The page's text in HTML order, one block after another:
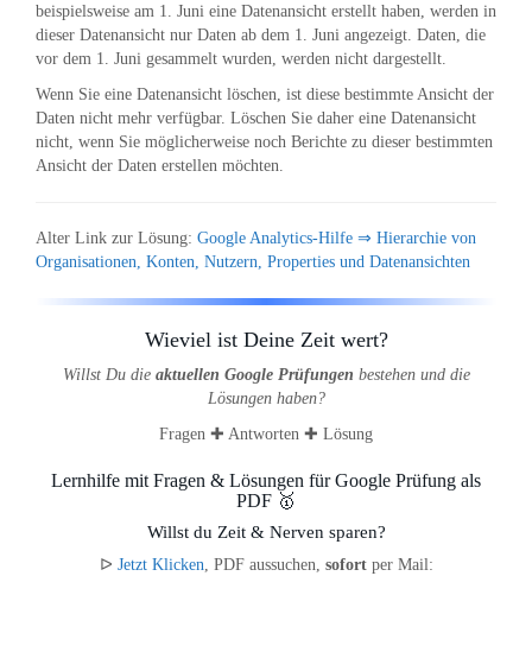
beispielsweise am 1. Juni eine Datenansicht erstellt haben, werden in
dieser Datenansicht nur Daten ab dem 1. Juni angezeigt. Daten, die
vor dem 1. Juni gesammelt wurden, werden nicht dargestellt.
Wenn Sie eine Datenansicht löschen, ist diese bestimmte Ansicht der
Daten nicht mehr verfügbar. Löschen Sie daher eine Datenansicht
nicht, wenn Sie möglicherweise noch Berichte zu dieser bestimmten
Ansicht der Daten erstellen möchten.
Alter Link zur Lösung: Google Analytics-Hilfe ⇒ Hierarchie von
Organisationen, Konten, Nutzern, Properties und Datenansichten
Wieviel ist Deine Zeit wert?
Willst Du die aktuellen Google Prüfungen bestehen und die
Lösungen haben?
Fragen ✚ Antworten ✚ Lösung
Lernhilfe mit Fragen & Lösungen für Google Prüfung als
PDF 🥇
Willst du Zeit & Nerven sparen?
ᐅ Jetzt Klicken, PDF aussuchen, sofortper Mail: